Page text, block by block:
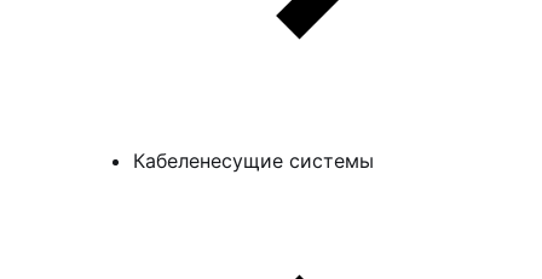
Кабеленесущие системы